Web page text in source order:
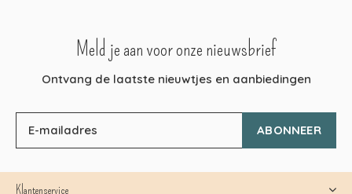
Meld je aan voor onze nieuwsbrief
Ontvang de laatste nieuwtjes en aanbiedingen
ABONNEER
Klantenservice